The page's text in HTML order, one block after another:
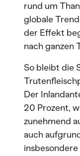
rund um
globale
der Effekt
nach ganzen
So bleibt die
Der
20 Prozent,
zunehmend
auch